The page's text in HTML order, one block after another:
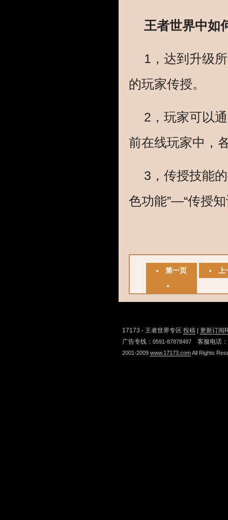
王者世界中如
1，达到升级
的玩家传授。
2，玩家可以
前在线玩家中，
3，传授技能
色功能”―“传授知
第一页 上
最后一页
17173 - 王者世界专区 投稿
更新订阅
广告专线： 0591-87878497 客服电话：
2001-2009 www.17173.comAll Rights